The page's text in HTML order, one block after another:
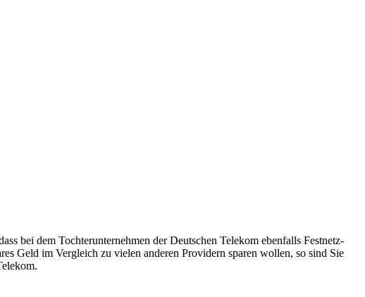
bei dem Tochterunternehmen der Deutschen Telekom ebenfalls Festnetz-
Geld im Vergleich zu vielen anderen Providern sparen wollen, so sind Sie